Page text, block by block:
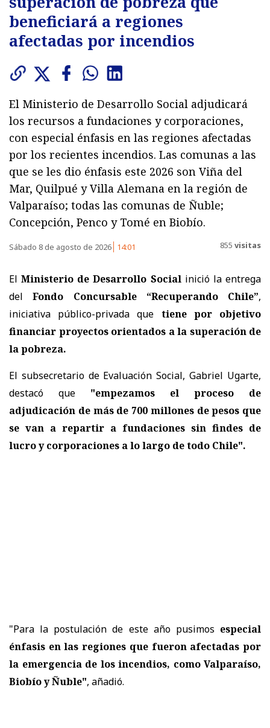
beneficiará a regiones
afectadas por incendios
El Ministerio de Desarrollo Social adjudicará
los recursos a fundaciones y corporaciones,
con especial énfasis en las regiones afectadas
por los recientes incendios. Las comunas a las
que se les dio énfasis este 2026 son Viña del
Mar, Quilpué y Villa Alemana en la región de
Valparaíso; todas las comunas de Ñuble;
Concepción, Penco y Tomé en Biobío.
Sábado 8 de agosto de 2026 14:01 855 visitas
ElMinisterio de Desarrollo Socialinició la entrega
delFondo Concursable “Recuperando Chile”,
iniciativa público-privada que tiene por objetivo
financiar proyectos orientados a la superación de
la pobreza.
El subsecretario de Evaluación Social, Gabriel Ugarte,
destacó que "empezamos el proceso de
adjudicación de más de 700 millones de pesos que
se van a repartir a fundaciones sin findes de
lucro y corporaciones a lo largo de todo Chile".
"Para la postulación de este año pusimos especial
énfasis en las regiones que fueron afectadas por
la emergencia de los incendios, como Valparaíso,
Biobío y Ñuble", añadió.